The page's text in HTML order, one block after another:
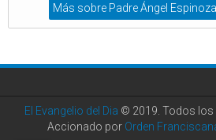
Más sobre Padre Ángel
El Evangelio del Dia © 2019. Todos los
Accionado por Orden